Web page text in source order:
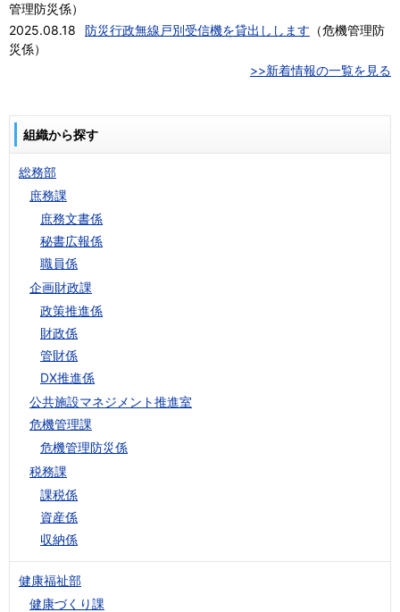
管理防災係）
2025.08.18
防災行政無線戸別受信機を貸出しします （危機管理防
災係）
>>新着情報の一覧を見る
組織から探す
総務部
庶務課
庶務文書係
秘書広報係
職員係
企画財政課
政策推進係
財政係
管財係
DX推進係
公共施設マネジメント推進室
危機管理課
危機管理防災係
税務課
課税係
資産係
収納係
健康福祉部
健康づくり課